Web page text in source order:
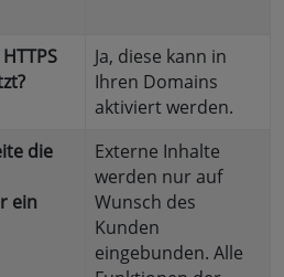
Ja, diese kann in
Ihren Domains
aktiviert werden.
die
ein
Externe Inhalte
werden nur auf
Wunsch des
Kunden
eingebunden. Alle